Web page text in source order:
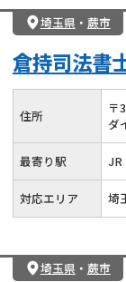
埼玉県 ・ 蕨市
倉持司法書
住所 〒
ダ
最寄り駅 JR
対応エリア 埼
埼玉県 ・ 蕨市